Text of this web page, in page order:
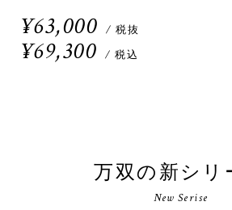
¥63,000 / 税抜
¥69,300 / 税込
万双の新シリ
New Serise